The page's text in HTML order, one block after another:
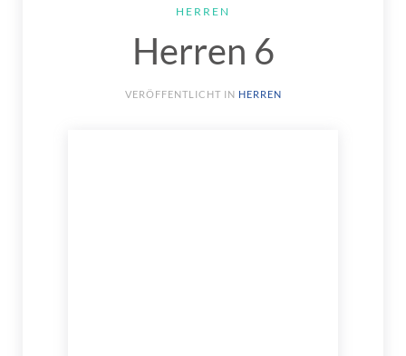
HERREN
Herren 6
VERÖFFENTLICHT IN HERREN